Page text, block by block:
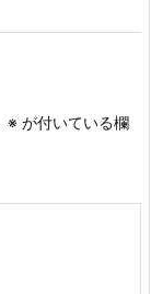
※ が付いている欄